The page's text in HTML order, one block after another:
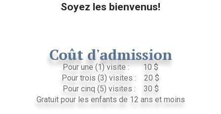
Soyez les bienvenus!
Coût d'admission
Pour une (1) visite : 10 $
Pour trois (3) visites : 20 $
Pour cinq (5) visites : 30 $
Gratuit pour les enfants de 12 ans et moins